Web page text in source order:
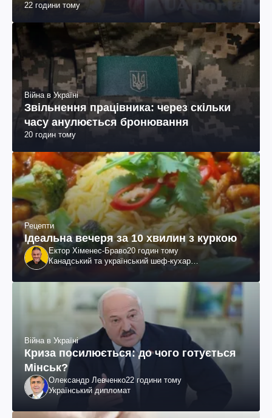
22 години тому
Війна в Україні
Звільнення працівника: через скільки
часу анулюється бронювання
20 годин тому
Рецепти
Ідеальна вечеря за 10 хвилин з куркою
Ектор Хіменес-Браво20 годин тому
Канадський та український шеф-кухар
Війна в Україні
Криза посилюється: до чого готується
Мінськ?
Олександр Левченко22 години тому
Український дипломат